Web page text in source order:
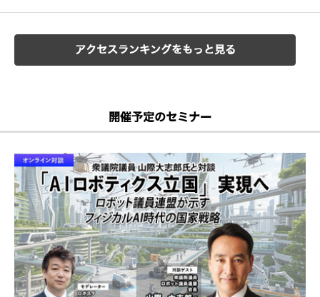
アクセスランキングをもっと見る
開催予定のセミナー